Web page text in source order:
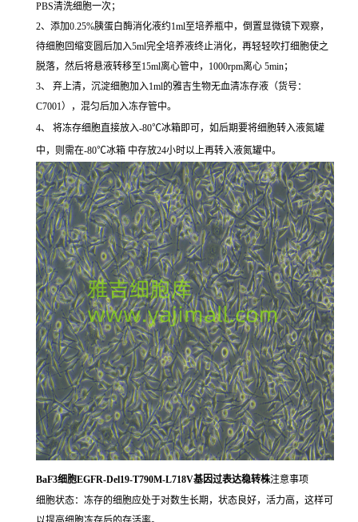
PBS清洗细胞一次；
2、添加0.25%胰蛋白酶消化液约1ml至培养瓶中，倒置显微镜下观察，
待细胞回缩变圆后加入5ml完全培养液终止消化，再轻轻吹打细胞使之
脱落，然后将悬液转移至15ml离心管中，1000rpm离心 5min；
3、 弃上清，沉淀细胞加入1ml的雅吉生物无血清冻存液（货号：
C7001），混匀后加入冻存管中。
4、 将冻存细胞直接放入-80℃冰箱即可，如后期要将细胞转入液氮罐
中，则需在-80℃冰箱 中存放24小时以上再转入液氮罐中。
BaF3细胞EGFR-Del19-T790M-L718V基因过表达稳转株注意事项
细胞状态：冻存的细胞应处于对数生长期，状态良好，活力高，这样可